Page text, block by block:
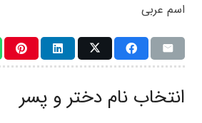
اسم عربی
انتخاب نام دختر و پسر